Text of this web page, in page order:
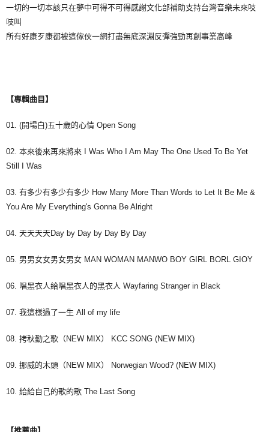
一切的一切本該只在夢中可得不可得感謝文化部補助支持台灣音樂未來吱
吱叫
所有好康歹康都被這傢伙一網打盡無底深淵反彈強勁再創事業高峰
【專輯曲目】
01. (開場白)五十歲的心情 Open Song
02. 本來後來再來將來 I Was Who I Am May The One Used To Be Yet
Still I Was
03. 有多少有多少有多少 How Many More Than Words to Let It Be Me &
You Are My Everything's Gonna Be Alright
04. 天天天天Day by Day by Day By Day
05. 男男女女男女男女 MAN WOMAN MANWO BOY GIRL BORL GIOY
06. 唱黑衣人給唱黑衣人的黑衣人 Wayfaring Stranger in Black
07. 我這樣過了一生 All of my life
08. 拷秋勤之歌（NEW MIX） KCC SONG (NEW MIX)
09. 挪威的木頭（NEW MIX） Norwegian Wood? (NEW MIX)
10. 給給自己的歌的歌 The Last Song